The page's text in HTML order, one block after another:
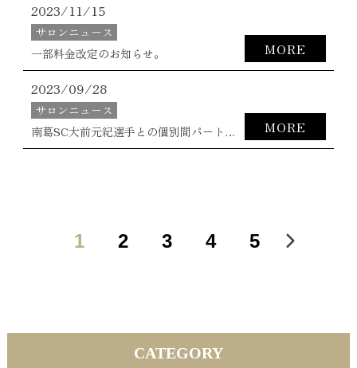
2023/11/15
サロンニュース
一部料金改定のお知らせ。
MORE
2023/09/28
サロンニュース
南葛SC大前元紀選手との個別間パートナー契約の締結。
MORE
1 2 3 4 5
CATEGORY